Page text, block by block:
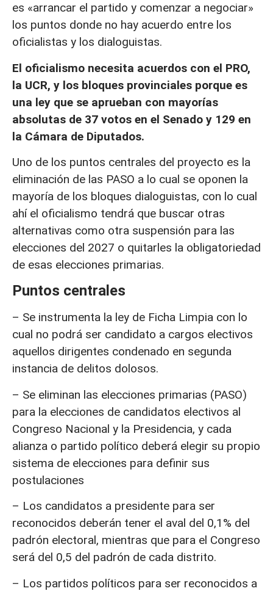
es «arrancar el partido y comenzar a negociar»
los puntos donde no hay acuerdo entre los
oficialistas y los dialoguistas.
El oficialismo necesita acuerdos con el PRO,
la UCR, y los bloques provinciales porque es
una ley que se aprueban con mayorías
absolutas de 37 votos en el Senado y 129 en
la Cámara de Diputados.
Uno de los puntos centrales del proyecto es la
eliminación de las PASO a lo cual se oponen la
mayoría de los bloques dialoguistas, con lo cual
ahí el oficialismo tendrá que buscar otras
alternativas como otra suspensión para las
elecciones del 2027 o quitarles la obligatoriedad
de esas elecciones primarias.
Puntos centrales
– Se instrumenta la ley de Ficha Limpia con lo
cual no podrá ser candidato a cargos electivos
aquellos dirigentes condenado en segunda
instancia de delitos dolosos.
– Se eliminan las elecciones primarias (PASO)
para la elecciones de candidatos electivos al
Congreso Nacional y la Presidencia, y cada
alianza o partido político deberá elegir su propio
sistema de elecciones para definir sus
postulaciones
– Los candidatos a presidente para ser
reconocidos deberán tener el aval del 0,1% del
padrón electoral, mientras que para el Congreso
será del 0,5 del padrón de cada distrito.
– Los partidos políticos para ser reconocidos a